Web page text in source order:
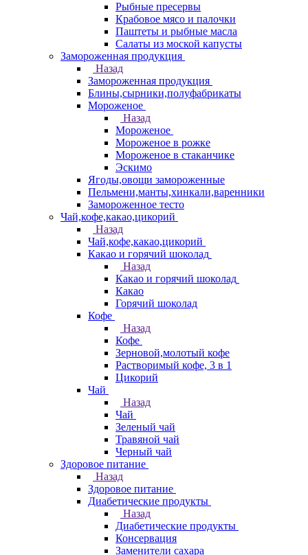
Рыбные пресервы
Крабовое мясо и палочки
Паштеты и рыбные масла
Салаты из моской капусты
Замороженная продукция
Назад
Замороженная продукция
Блины,сырники,полуфабрикаты
Мороженое
Назад
Мороженое
Мороженое в рожке
Мороженое в стаканчике
Эскимо
Ягоды,овощи замороженные
Пельмени,манты,хинкали,варенники
Замороженное тесто
Чай,кофе,какао,цикорий
Назад
Чай,кофе,какао,цикорий
Какао и горячий шоколад
Назад
Какао и горячий шоколад
Какао
Горячий шоколад
Кофе
Назад
Кофе
Зерновой,молотый кофе
Растворимый кофе, 3 в 1
Цикорий
Чай
Назад
Чай
Зеленый чай
Травяной чай
Черный чай
Здоровое питание
Назад
Здоровое питание
Диабетические продукты
Назад
Диабетические продукты
Консервация
Заменители сахара